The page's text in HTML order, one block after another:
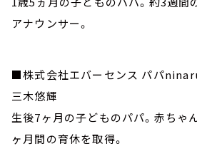
アナウンサー。
■株式会社エバーセンス パパ
三木悠輝
生後7ヶ月の子どものパパ。赤ちゃ
ヶ月間の育休を取得。